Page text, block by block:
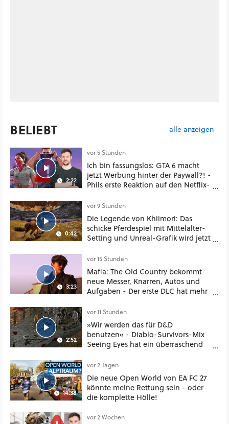
BELIEBT alle anzeigen
2:22
vor 5 Stunden
Ich bin fassungslos: GTA 6 macht
jetzt Werbung hinter der Paywall?! -
Phils erste Reaktion auf den Netflix-
0:42
vor 9 Stunden
Die Legende von Khiimori: Das
schicke Pferdespiel mit Mittelalter-
Setting und Unreal-Grafik wird jetzt
3:23
vor 15 Stunden
Mafia: The Old Country bekommt
neue Messer, Knarren, Autos und
Aufgaben - Der erste DLC hat mehr
2:52
vor 11 Stunden
»Wir werden das für D&D
benutzen« - Diablo-Survivors-Mix
Seeing Eyes hat ein überraschend
14:38
vor 2 Tagen
Die neue Open World von EA FC 27
könnte meine Rettung sein - oder
die komplette Hölle!
vor 2 Wochen